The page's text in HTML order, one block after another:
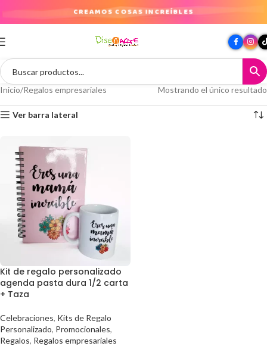
CREAMOS COSAS INCREÍBLES
Inicio Regalos empresariales Mostrando el único resultado
Ver barra lateral
Kit de regalo personalizado
agenda pasta dura 1/2 carta
+ Taza
Celebraciones, Kits de Regalo
Personalizado, Promocionales,
Regalos, Regalos empresariales